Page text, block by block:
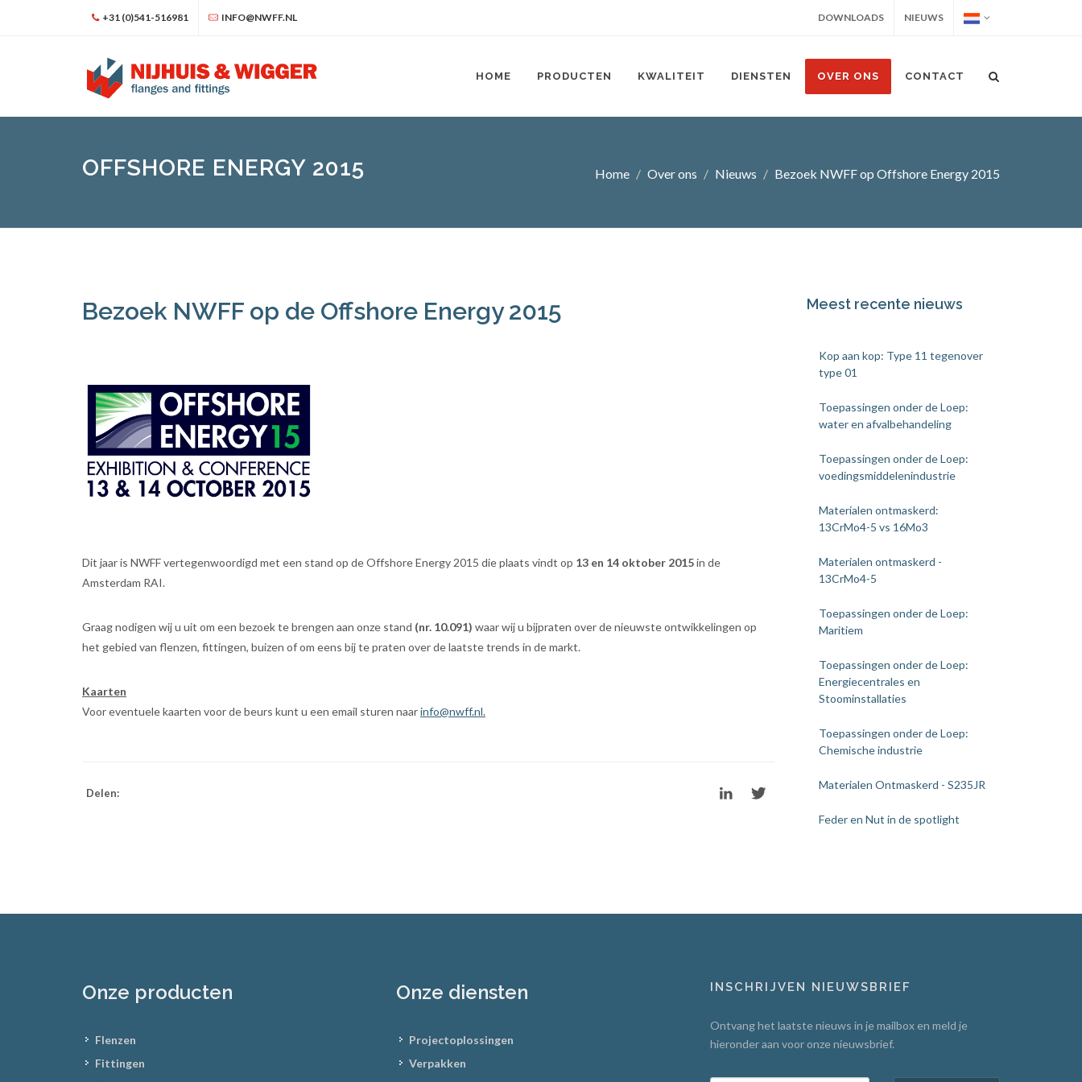
+31 (0)541-516981 INFO@NWFF.NL DOWNLOADS NIEUWS
HOME PRODUCTEN KWALITEIT DIENSTEN OVER ONS CONTACT
OFFSHORE ENERGY 2015 Home Over ons Nieuws Bezoek NWFF op Offshore Energy 2015
Bezoek NWFF op de Offshore Energy 2015
Dit jaar is NWFF vertegenwoordigd met een stand op de Offshore Energy 2015 die plaats vindt op 13 en 14 oktober 2015in de
Amsterdam RAI.
Graag nodigen wij u uit om een bezoek te brengen aan onze stand (nr. 10.091) waar wij u bijpraten over de nieuwste ontwikkelingen op
het gebied van flenzen, fittingen, buizen of om eens bij te praten over de laatste trends in de markt.
Kaarten
Voor eventuele kaarten voor de beurs kunt u een email sturen naarinfo@nwff.nl.
Delen:
Meest recente nieuws
Kop aan kop: Type 11 tegenover
type 01
Toepassingen onder de Loep:
water en afvalbehandeling
Toepassingen onder de Loep:
voedingsmiddelenindustrie
Materialen ontmaskerd:
13CrMo4-5 vs 16Mo3
Materialen ontmaskerd -
13CrMo4-5
Toepassingen onder de Loep:
Maritiem
Toepassingen onder de Loep:
Energiecentrales en
Stoominstallaties
Toepassingen onder de Loep:
Chemische industrie
Materialen Ontmaskerd - S235JR
Feder en Nut in de spotlight
Onze producten
Flenzen
Fittingen
Onze diensten
Projectoplossingen
Verpakken
INSCHRIJVEN NIEUWSBRIEF
Ontvang het laatste nieuws in je mailbox en meld je
hieronder aan voor onze nieuwsbrief.